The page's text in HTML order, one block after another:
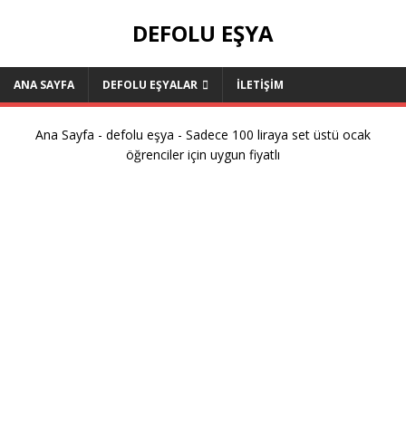
DEFOLU EŞYA
ANA SAYFA DEFOLU EŞYALAR ILETIŞIM
Ana Sayfa - defolu eşya - Sadece 100 liraya set üstü ocak
öğrenciler için uygun fiyatlı